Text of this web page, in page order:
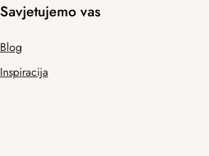
Savjetujemo vas
Blog
Inspiracija